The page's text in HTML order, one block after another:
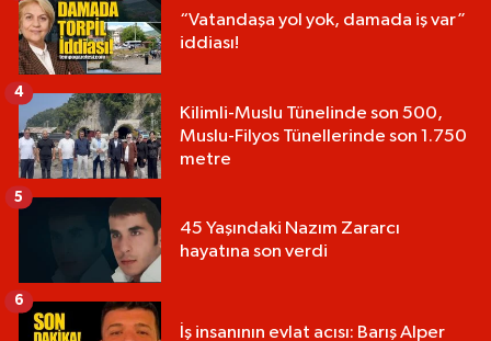
“Vatandaşa yol yok, damada iş var”
iddiası!
Kilimli-Muslu Tünelinde son 500,
Muslu-Filyos Tünellerinde son 1.750
metre
4
45 Yaşındaki Nazım Zararcı
hayatına son verdi
5
İş insanının evlat acısı: Barış Alper
6